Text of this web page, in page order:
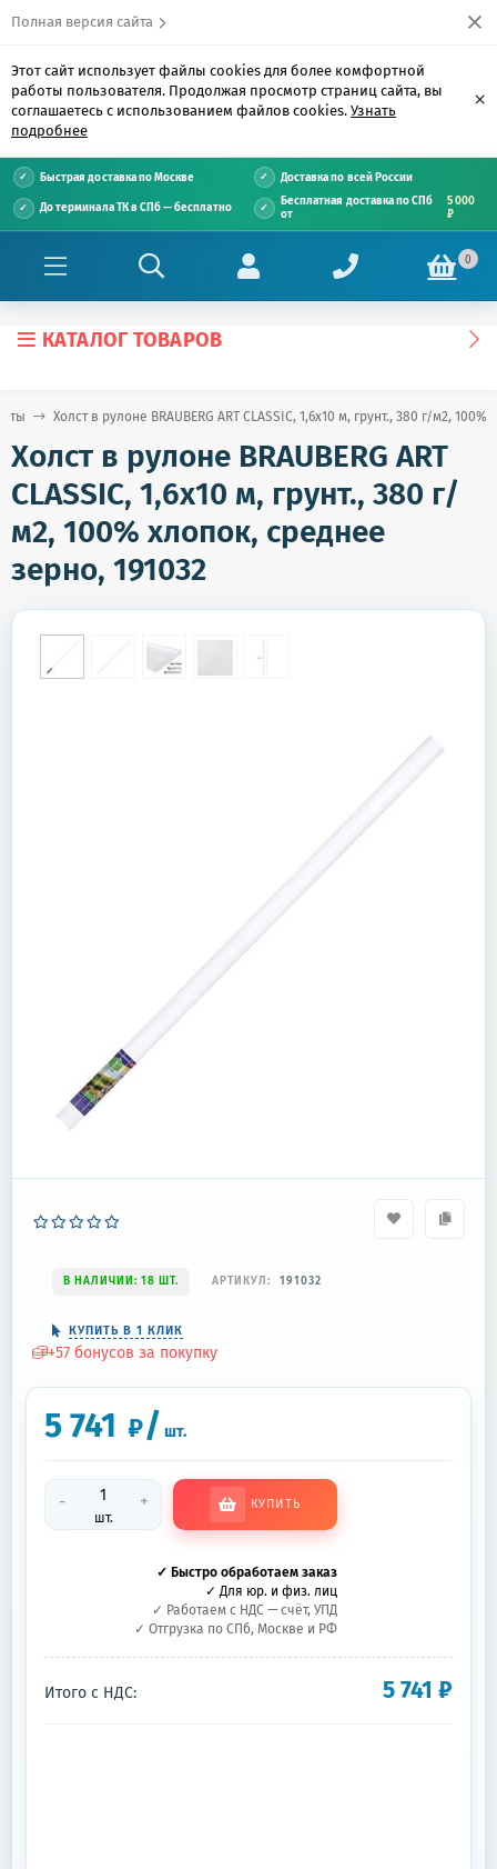
Полная версия сайта
Этот сайт использует файлы cookies для более комфортной
работы пользователя. Продолжая просмотр страниц сайта, вы
соглашаетесь с использованием файлов cookies. Узнать
подробнее
×
Быстрая доставка по Москве Доставка по всей России
До терминала ТК в СПб — бесплатно
Бесплатная доставка по СПб
от
5 000
₽
0
КАТАЛОГ ТОВАРОВ
Холст в рулоне BRAUBERG ART CLASSIC, 1,6x10 м, грунт., 380 г/м2,
Холст в рулоне BRAUBERG ART
CLASSIC, 1,6x10 м, грунт., 380 г/
м2, 100% хлопок, среднее
зерно, 191032
В НАЛИЧИИ: 18 ШТ. АРТИКУЛ: 191032
КУПИТЬ В 1 КЛИК
+57 бонусов за покупку
5 741 ₽/ шт.
-
шт.
+ КУПИТЬ
✓ Быстро обработаем заказ
✓ Для юр. и физ. лиц
✓ Работаем с НДС — счёт, УПД
✓ Отгрузка по СПб, Москве и РФ
Итого с НДС: 5 741 ₽